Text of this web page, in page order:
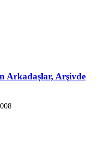
Arkadaşlar, Arşivde